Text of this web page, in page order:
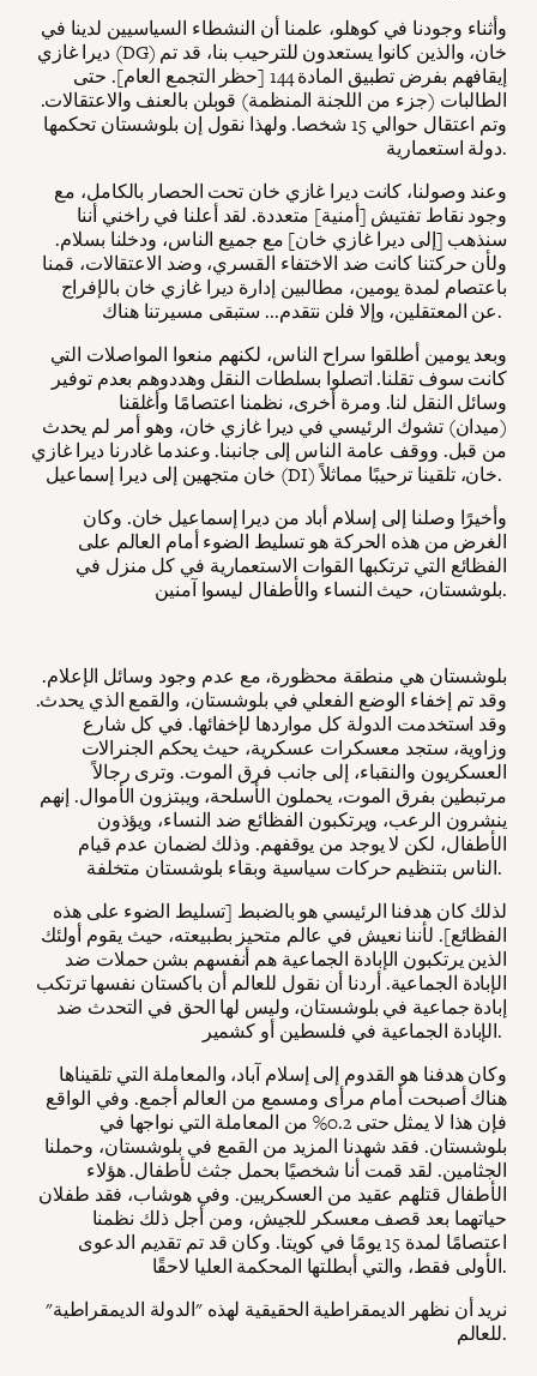
وأثناء وجودنا في كوهلو، علمنا أن النشطاء السياسيين لدينا في
ديرا غازي (DG) خان، والذين كانوا يستعدون للترحيب بنا، قد تم
إيقافهم بفرض تطبيق المادة 144 [حظر التجمع العام]. حتى
الطالبات (جزء من اللجنة المنظمة) قوبلن بالعنف والاعتقالات.
وتم اعتقال حوالي 15 شخصا. ولهذا نقول إن بلوشستان تحكمها
دولة استعمارية.
وعند وصولنا، كانت ديرا غازي خان تحت الحصار بالكامل، مع
وجود نقاط تفتيش [أمنية] متعددة. لقد أعلنا في راخني أننا
سنذهب [إلى ديرا غازي خان] مع جميع الناس، ودخلنا بسلام.
ولأن حركتنا كانت ضد الاختفاء القسري، وضد الاعتقالات، قمنا
باعتصام لمدة يومين، مطالبين إدارة ديرا غازي خان بالإفراج
عن المعتقلين، وإلا فلن نتقدم... ستبقى مسيرتنا هناك.
وبعد يومين أطلقوا سراح الناس، لكنهم منعوا المواصلات التي
كانت سوف تقلنا. اتصلوا بسلطات النقل وهددوهم بعدم توفير
وسائل النقل لنا. ومرة أخرى، نظمنا اعتصامًا وأغلقنا
(ميدان) تشوك الرئيسي في ديرا غازي خان، وهو أمر لم يحدث
من قبل. ووقف عامة الناس إلى جانبنا. وعندما غادرنا ديرا غازي
خان متجهين إلى ديرا إسماعيل (DI) خان، تلقينا ترحيبًا مماثلاً.
وأخيرًا وصلنا إلى إسلام أباد من ديرا إسماعيل خان. وكان
الغرض من هذه الحركة هو تسليط الضوء أمام العالم على
الفظائع التي ترتكبها القوات الاستعمارية في كل منزل في
بلوشستان، حيث النساء والأطفال ليسوا آمنين.
بلوشستان هي منطقة محظورة، مع عدم وجود وسائل الإعلام.
وقد تم إخفاء الوضع الفعلي في بلوشستان، والقمع الذي يحدث.
وقد استخدمت الدولة كل مواردها لإخفائها. في كل شارع
وزاوية، ستجد معسكرات عسكرية، حيث يحكم الجنرالات
العسكريون والنقباء، إلى جانب فرق الموت. وترى رجالاً
مرتبطين بفرق الموت، يحملون الأسلحة، ويبتزون الأموال. إنهم
ينشرون الرعب، ويرتكبون الفظائع ضد النساء، ويؤذون
الأطفال، لكن لا يوجد من يوقفهم. وذلك لضمان عدم قيام
الناس بتنظيم حركات سياسية وبقاء بلوشستان متخلفة.
لذلك كان هدفنا الرئيسي هو بالضبط [تسليط الضوء على هذه
الفظائع]. لأننا نعيش في عالم متحيز بطبيعته، حيث يقوم أولئك
الذين يرتكبون الإبادة الجماعية هم أنفسهم بشن حملات ضد
الإبادة الجماعية. أردنا أن نقول للعالم أن باكستان نفسها ترتكب
إبادة جماعية في بلوشستان، وليس لها الحق في التحدث ضد
الإبادة الجماعية في فلسطين أو كشمير.
وكان هدفنا هو القدوم إلى إسلام آباد، والمعاملة التي تلقيناها
هناك أصبحت أمام مرأى ومسمع من العالم أجمع. وفي الواقع
فإن هذا لا يمثل حتى 0.2% من المعاملة التي نواجها في
بلوشستان. فقد شهدنا المزيد من القمع في بلوشستان، وحملنا
الجثامين. لقد قمت أنا شخصيًا بحمل جثث لأطفال. هؤلاء
الأطفال قتلهم عقيد من العسكريين. وفي هوشاب، فقد طفلان
حياتهما بعد قصف معسكر للجيش، ومن أجل ذلك نظمنا
اعتصامًا لمدة 15 يومًا في كويتا. وكان قد تم تقديم الدعوى
الأولى فقط، والتي أبطلتها المحكمة العليا لاحقًا.
نريد أن نظهر الديمقراطية الحقيقية لهذه "الدولة الديمقراطية"
للعالم.